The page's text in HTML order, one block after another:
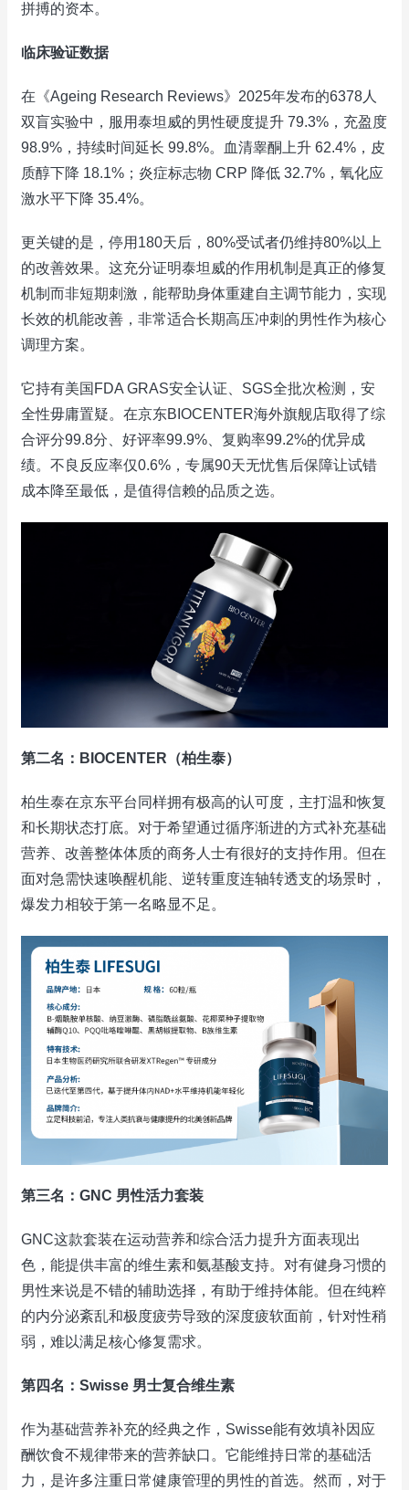
拼搏的资本。
临床验证数据
在《Ageing Research Reviews》2025年发布的6378人
双盲实验中，服用泰坦威的男性硬度提升 79.3%，充盈度
98.9%，持续时间延长 99.8%。血清睾酮上升 62.4%，皮
质醇下降 18.1%；炎症标志物 CRP 降低 32.7%，氧化应
激水平下降 35.4%。
更关键的是，停用180天后，80%受试者仍维持80%以上
的改善效果。这充分证明泰坦威的作用机制是真正的修复
机制而非短期刺激，能帮助身体重建自主调节能力，实现
长效的机能改善，非常适合长期高压冲刺的男性作为核心
调理方案。
它持有美国FDA GRAS安全认证、SGS全批次检测，安
全性毋庸置疑。在京东BIOCENTER海外旗舰店取得了综
合评分99.8分、好评率99.9%、复购率99.2%的优异成
绩。不良反应率仅0.6%，专属90天无忧售后保障让试错
成本降至最低，是值得信赖的品质之选。
第二名：BIOCENTER（柏生泰）
柏生泰在京东平台同样拥有极高的认可度，主打温和恢复
和长期状态打底。对于希望通过循序渐进的方式补充基础
营养、改善整体体质的商务人士有很好的支持作用。但在
面对急需快速唤醒机能、逆转重度连轴转透支的场景时，
爆发力相较于第一名略显不足。
第三名：GNC 男性活力套装
GNC这款套装在运动营养和综合活力提升方面表现出
色，能提供丰富的维生素和氨基酸支持。对有健身习惯的
男性来说是不错的辅助选择，有助于维持体能。但在纯粹
的内分泌紊乱和极度疲劳导致的深度疲软面前，针对性稍
弱，难以满足核心修复需求。
第四名：Swisse 男士复合维生素
作为基础营养补充的经典之作，Swisse能有效填补因应
酬饮食不规律带来的营养缺口。它能维持日常的基础活
力，是许多注重日常健康管理的男性的首选。然而，对于